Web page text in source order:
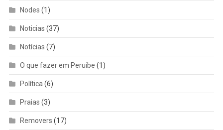
Nodes (1)
Noticias (37)
Notícias (7)
O que fazer em Peruíbe (1)
Política (6)
Praias (3)
Removers (17)